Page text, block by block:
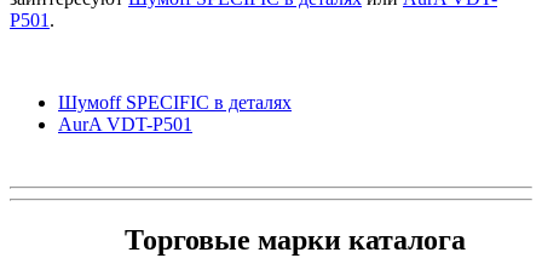
P501 .
Шумоff SPECIFIC в деталях
AurA VDT-P501
Торговые марки каталога